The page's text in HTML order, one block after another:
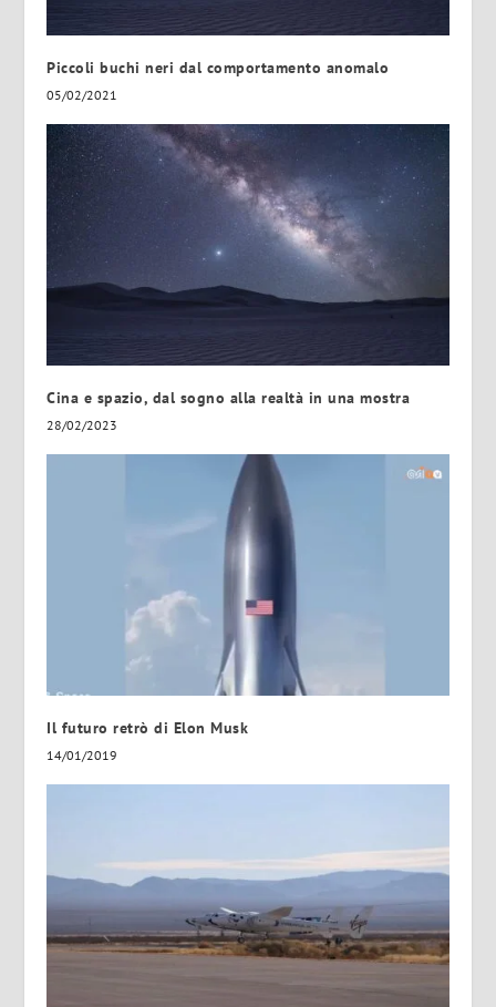
Piccoli buchi neri dal comportamento anomalo
05/02/2021
Cina e spazio, dal sogno alla realtà in una mostra
28/02/2023
Il futuro retrò di Elon Musk
14/01/2019